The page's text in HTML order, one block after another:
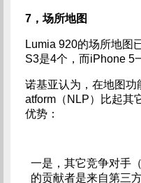
7，场所地图
Lumia 920的场所地图
S3是4个，而iPhone 5
诺基亚认为，在地图功
atform（NLP）比起其
优势：
一是，其它竞争对手
的贡献者是来自第三